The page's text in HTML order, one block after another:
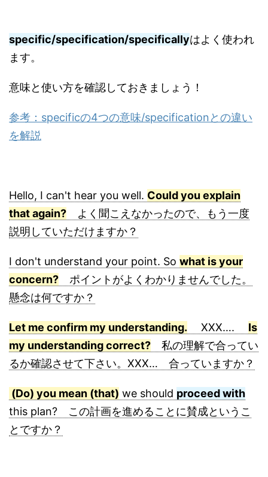
specific/specification/specificallyはよく使われ
ます。
意味と使い方を確認しておきましょう！
参考：specificの4つの意味/specificationとの違い
を解説
Hello, I can't hear you well. Could you explain
that again? よく聞こえなかったので、もう一度
説明していただけますか？
I don't understand your point. So what is your
concern? ポイントがよくわかりませんでした。
懸念は何ですか？
Let me confirm my understanding. XXX…. Is
my understanding correct? 私の理解で合ってい
るか確認させて下さい。XXX… 合っていますか？
(Do) you mean (that) we should proceed with
this plan? この計画を進めることに賛成というこ
とですか？